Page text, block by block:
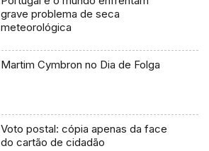
grave problema de seca
meteorológica
Martim Cymbron no Dia de Folga
Voto postal: cópia apenas da face
do cartão de cidadão